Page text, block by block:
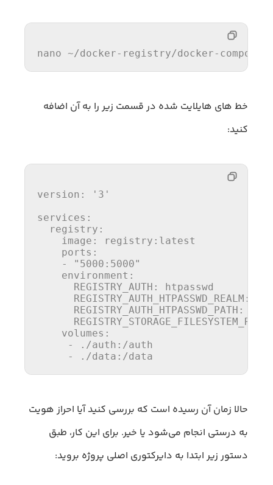
nano ~/docker-registry/docker-
خط های هایلایت شده در قسمت زیر را به آن اضافه
کنید:
version:
'3'
services:
  registry:
    image:
    ports:
    -
"5000:5000"
    environment:
      REGISTRY_AUTH:
      REGISTRY_AUTH_HTPASSWD_REALM:
      REGISTRY_AUTH_HTPASSWD_PATH:
    volumes:
     - ./auth:/auth
     - ./data:/data
حالا زمان آن رسیده است که بررسی کنید آیا احراز هویت
به درستی انجام می‌شود یا خیر. برای این کار، طبق
دستور زیر ابتدا به دایرکتوری اصلی پروژه بروید: